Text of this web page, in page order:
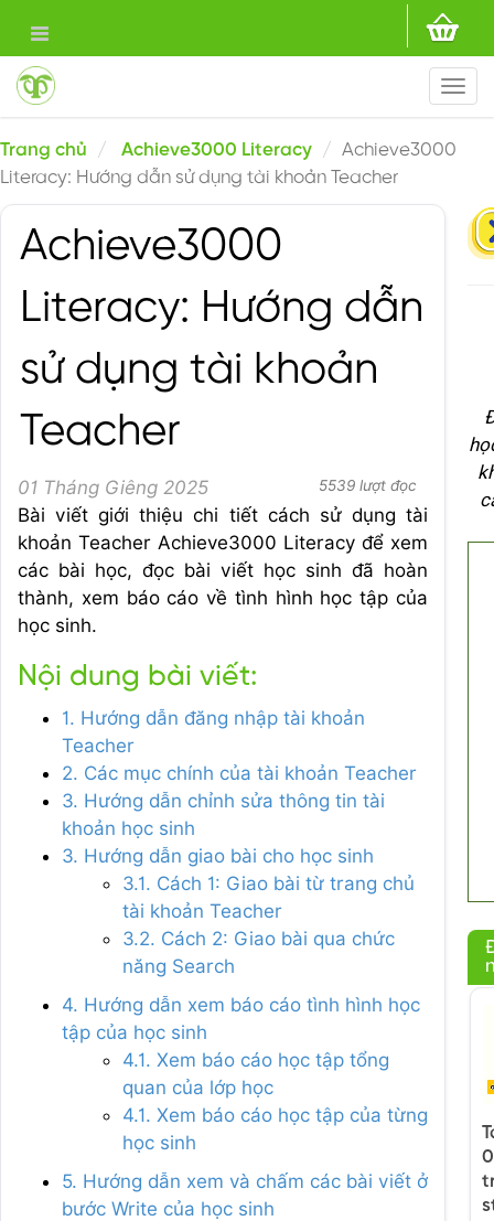
Trang chủ Achieve3000 Literacy
Achieve3000
Literacy: Hướng dẫn sử dụng tài khoản Teacher
Achieve3000
Literacy: Hướng dẫn
sử dụng tài khoản
Teacher
01 Tháng Giêng 2025 5539 lượt đọc
Bài viết giới thiệu chi tiết cách sử dụng tài
khoản Teacher Achieve3000 Literacy để xem
các bài học, đọc bài viết học sinh đã hoàn
thành, xem báo cáo về tình hình học tập của
học sinh.
Nội dung bài viết:
1. Hướng dẫn đăng nhập tài khoản
Teacher
2. Các mục chính của tài khoản Teacher
3. Hướng dẫn chỉnh sửa thông tin tài
khoản học sinh
3. Hướng dẫn giao bài cho học sinh
3.1. Cách 1: Giao bài từ trang chủ
tài khoản Teacher
3.2. Cách 2: Giao bài qua chức
năng Search
4. Hướng dẫn xem báo cáo tình hình học
tập của học sinh
4.1. Xem báo cáo học tập tổng
quan của lớp học
4.1. Xem báo cáo học tập của từng
học sinh
5. Hướng dẫn xem và chấm các bài viết ở
bước Write của học sinh